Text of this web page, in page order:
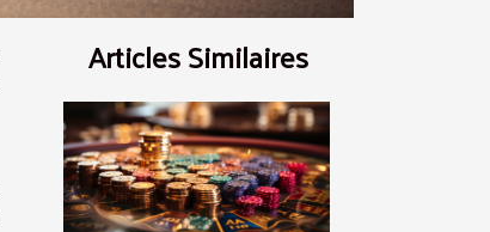
Articles Similaires